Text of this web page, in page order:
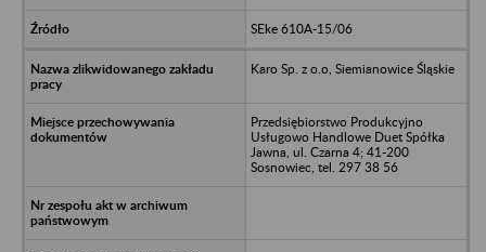
SEke 610A-15/06
Karo Sp. z o.o, Siemianowice Śląskie
Przedsiębiorstwo Produkcyjno
Usługowo Handlowe Duet Spółka
Jawna, ul. Czarna 4; 41-200
Sosnowiec, tel. 297 38 56